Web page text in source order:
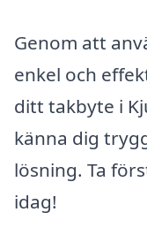
Genom att
enkel och
ditt takbyte i
känna dig
lösning. Ta
idag!